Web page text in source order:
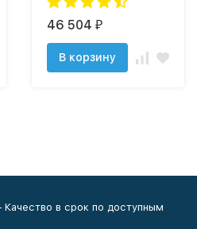
ч
46 504 ₽
В корзину
в срок по доступным